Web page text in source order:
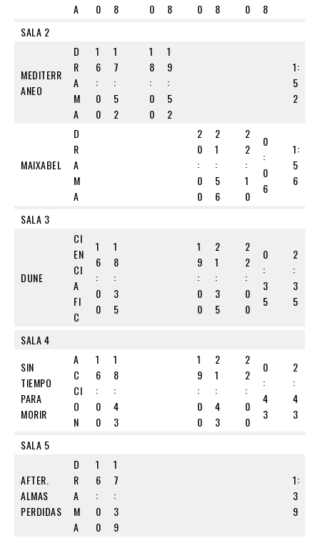
A
0
8
0
8
0
8
0
8
SALA 2
MEDITERR
ANEO
D
R
A
M
A
1
6
:
0
0
1
7
:
5
2
1
8
:
0
0
1
9
:
5
2
1:
5
2
MAIXABEL
D
R
A
M
A
2
0
:
0
0
2
1
:
5
6
2
2
:
1
0
0
:
0
6
1:
5
6
SALA 3
DUNE
CI
EN
CI
A
FI
C
1
6
:
0
0
1
8
:
3
5
1
9
:
0
0
2
1
:
3
5
2
2
:
0
0
0
:
3
5
2
:
3
5
SALA 4
SIN
TIEMPO
PARA
MORIR
A
C
CI
O
N
1
6
:
0
0
1
8
:
4
3
1
9
:
0
0
2
1
:
4
3
2
2
:
0
0
0
:
4
3
2
:
4
3
SALA 5
AFTER.
ALMAS
PERDIDAS
D
R
A
M
A
1
6
:
0
0
1
7
:
3
9
1:
3
9